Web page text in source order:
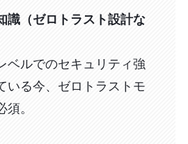
識（ゼロトラスト設計な
ルでのセキュリティ強
いる今、ゼロトラストモ
。